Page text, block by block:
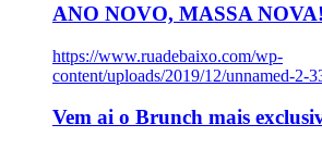
ANO NOVO, MASSA NOVA!
https://www.ruadebaixo.com/wp-
content/uploads/2019/12/unnamed-2-
Vem ai o Brunch mais